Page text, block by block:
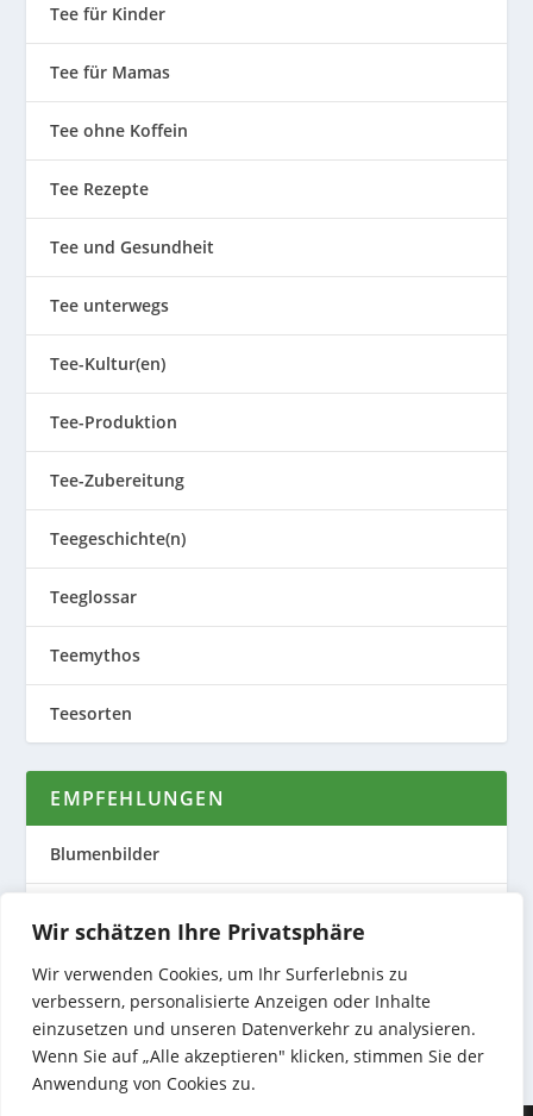
Wir schätzen Ihre Privatsphäre
Wir verwenden Cookies, um Ihr Surferlebnis zu
verbessern, personalisierte Anzeigen oder Inhalte
einzusetzen und unseren Datenverkehr zu analysieren.
Wenn Sie auf „Alle akzeptieren" klicken, stimmen Sie der
Anwendung von Cookies zu.
Tee für Kinder
Tee für Mamas
Tee ohne Koffein
Tee Rezepte
Tee und Gesundheit
Tee unterwegs
Tee-Kultur(en)
Tee-Produktion
Tee-Zubereitung
Teegeschichte(n)
Teeglossar
Teemythos
Teesorten
EMPFEHLUNGEN
Blumenbilder
Nature to Print
Preiswerte Produktfotos